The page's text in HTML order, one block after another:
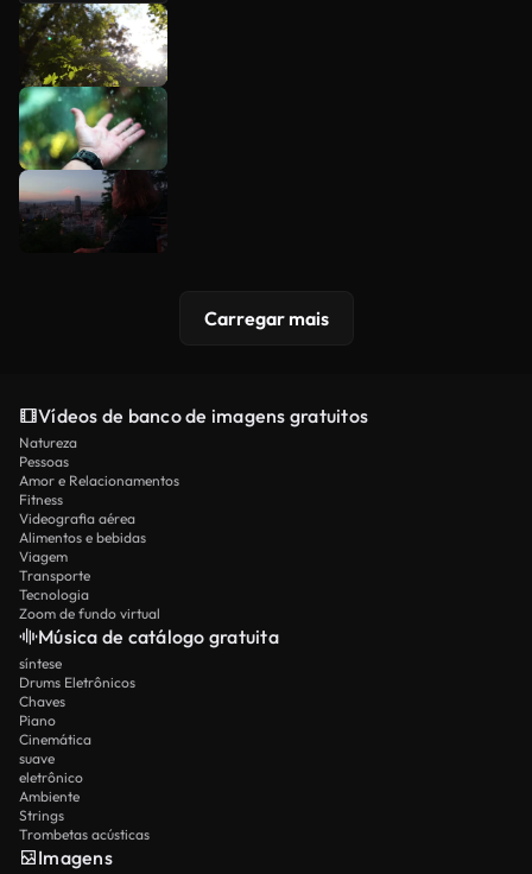
Carregar mais
Vídeos de banco de imagens gratuitos
Natureza
Pessoas
Amor e Relacionamentos
Fitness
Videografia aérea
Alimentos e bebidas
Viagem
Transporte
Tecnologia
Zoom de fundo virtual
Música de catálogo gratuita
síntese
Drums Eletrônicos
Chaves
Piano
Cinemática
suave
eletrônico
Ambiente
Strings
Trombetas acústicas
Imagens